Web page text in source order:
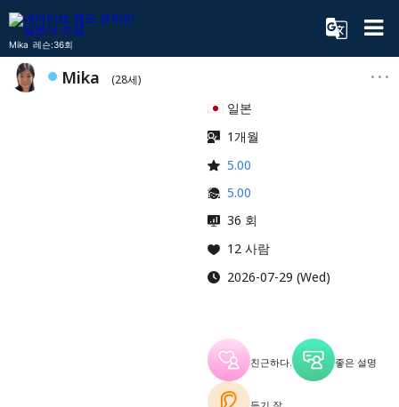
Mika 레슨:36회
Mika (28세)
일본
1개월
5.00
5.00
36 회
12 사람
2026-07-29 (Wed)
친근하다. 좋은 설명
듣기 잘